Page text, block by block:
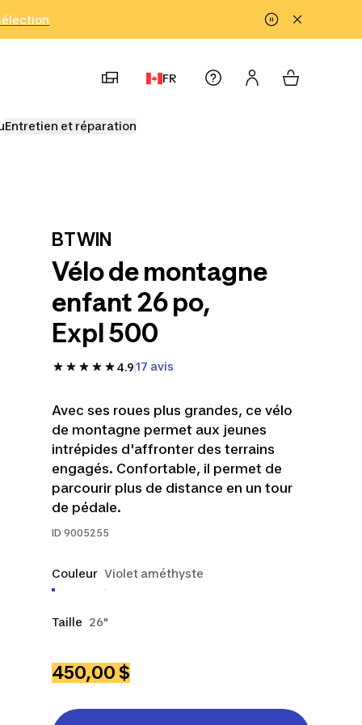
FR
Entretien et réparation
BTWIN
Vélo de montagne
enfant 26 po,
Expl 500
4.917 avis
Avec ses roues plus grandes, ce vélo
de montagne permet aux jeunes
intrépides d'affronter des terrains
engagés. Confortable, il permet de
parcourir plus de distance en un tour
de pédale.
ID 9005255
Couleur Violet améthyste
Taille 26"
450,00 $